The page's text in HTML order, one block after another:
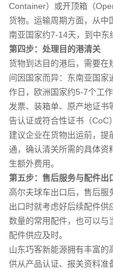
Container）或开顶箱（
货物。运输周期方面，从中
南亚国家约7-14天，到中东
第四步：处理目的港清关
货物到达目的港后，需要在
间因国家而异：东南亚国
作日，欧洲国家约5-7个工
发票、装箱单、原产地证书
告认证或符合性证书（CoC
建议企业在货物出运前，提
通，确认清关所需的具体资
生额外费用。
第五步：售后服务与配件出
高尔夫球车出口后，售后服
出口时就考虑好后续配件供
数量的常用配件，也可以与
配件供应及时。
山东巧客新能源拥有丰富的
供从产品认证、报关资料准